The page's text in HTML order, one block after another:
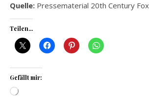
Quelle: Pressematerial 20th Century Fox
Teilen...
Gefällt mir:
Wird geladen …